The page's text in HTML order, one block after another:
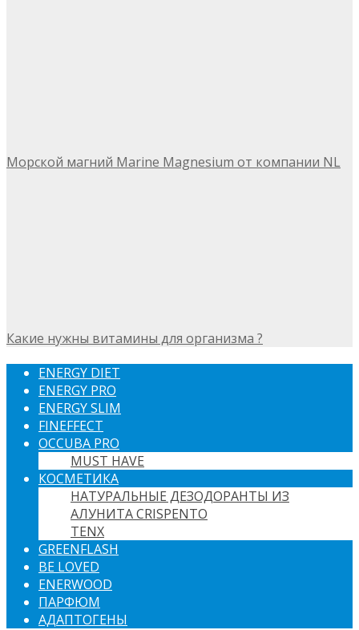
Морской магний Marine Magnesium от компании NL
Какие нужны витамины для организма ?
ENERGY DIET
ENERGY PRO
ENERGY SLIM
FINEFFECT
OCCUBA PRO
MUST HAVE
КОСМЕТИКА
НАТУРАЛЬНЫЕ ДЕЗОДОРАНТЫ ИЗ
АЛУНИТА CRISPENTO
TENX
GREENFLASH
BE LOVED
ENERWOOD
ПАРФЮМ
АДАПТОГЕНЫ